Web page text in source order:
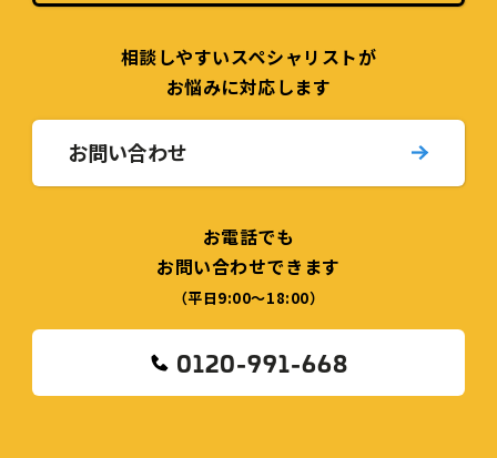
相談しやすいスペシャリストが
お悩みに対応します
お問い合わせ
お電話でも
お問い合わせできます
（平日9:00〜18:00）
0120-991-668